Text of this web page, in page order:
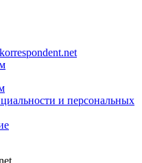
и персональных